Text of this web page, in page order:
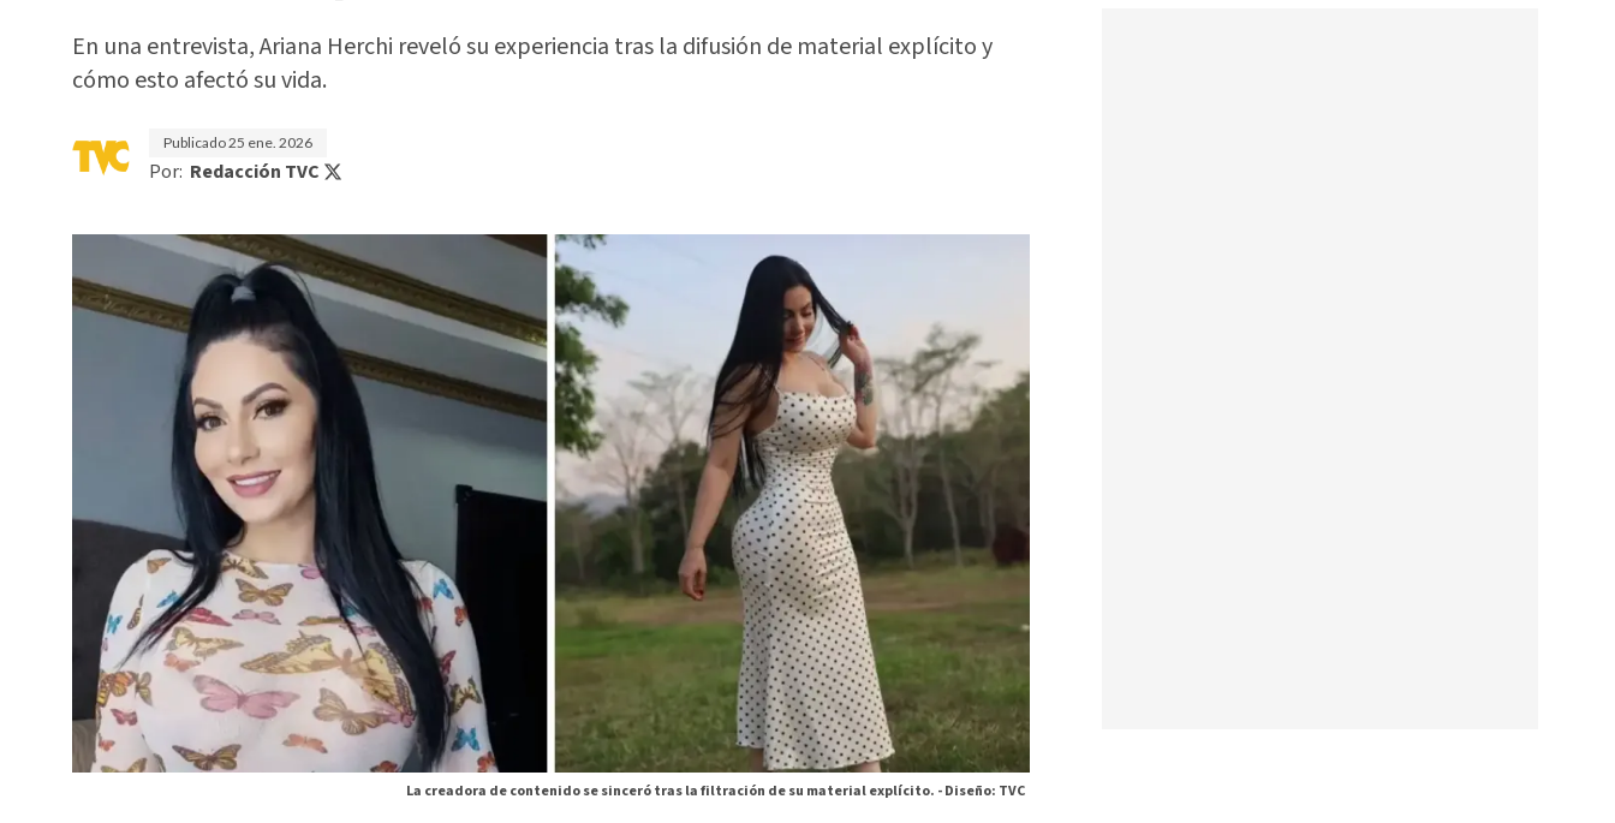
En una entrevista, Ariana Herchi reveló su experiencia tras la difusión de material explícito y
cómo esto afectó su vida.
Publicado25 ene. 2026
Por: Redacción TVC
La creadora de contenido se sinceró tras la filtración de su material explícito. -Diseño: TVC